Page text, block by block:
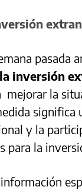
pasada
inversión
mejorar la
y la
para la